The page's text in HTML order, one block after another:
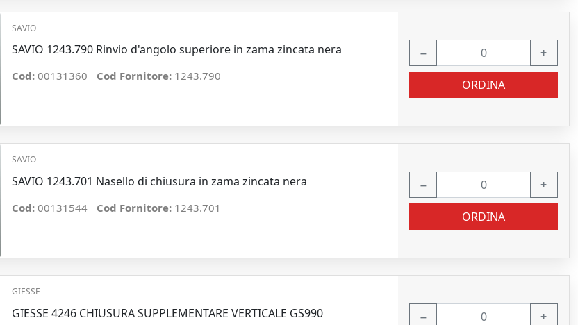
SAVIO
SAVIO 1243.790 Rinvio d'angolo superiore in zama zincata nera
Cod: 00131360 Cod Fornitore: 1243.790
− +
ORDINA
SAVIO
SAVIO 1243.701 Nasello di chiusura in zama zincata nera
Cod: 00131544 Cod Fornitore: 1243.701
− +
ORDINA
GIESSE
GIESSE 4246 CHIUSURA SUPPLEMENTARE VERTICALE GS990 − +